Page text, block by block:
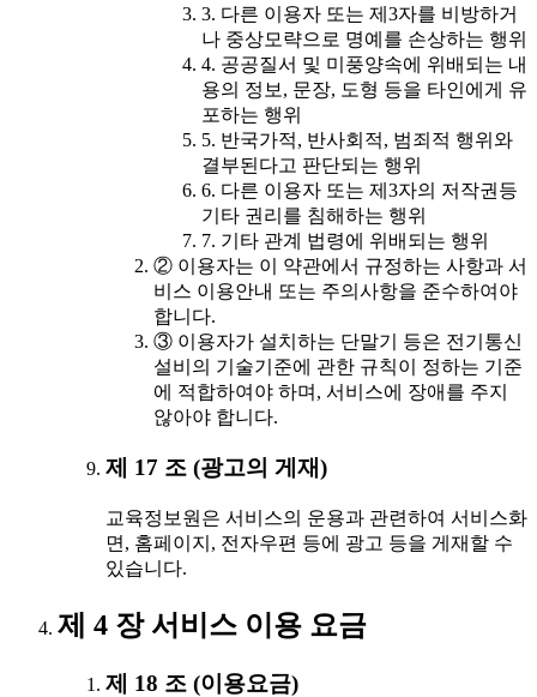
3. 다른 이용자 또는 제3자를 비방하거
나 중상모략으로 명예를 손상하는 행위
4. 공공질서 및 미풍양속에 위배되는 내
용의 정보, 문장, 도형 등을 타인에게 유
포하는 행위
5. 반국가적, 반사회적, 범죄적 행위와
결부된다고 판단되는 행위
6. 다른 이용자 또는 제3자의 저작권등
기타 권리를 침해하는 행위
7. 기타 관계 법령에 위배되는 행위
② 이용자는 이 약관에서 규정하는 사항과 서
비스 이용안내 또는 주의사항을 준수하여야
합니다.
③ 이용자가 설치하는 단말기 등은 전기통신
설비의 기술기준에 관한 규칙이 정하는 기준
에 적합하여야 하며, 서비스에 장애를 주지
않아야 합니다.
제 17 조 (광고의 게재)
교육정보원은 서비스의 운용과 관련하여 서비스화
면, 홈페이지, 전자우편 등에 광고 등을 게재할 수
있습니다.
제 4 장 서비스 이용 요금
제 18 조 (이용요금)